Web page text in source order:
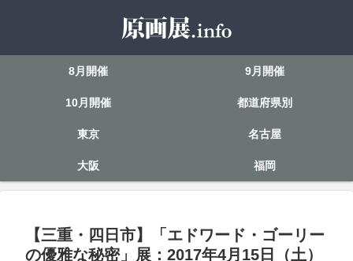
8月開催 9月開催
10月開催 都道府県別
東京 名古屋
大阪 福岡
【三重・四日市】「エドワード・ゴーリー
の優雅な秘密」展：2017年4月15日（土）